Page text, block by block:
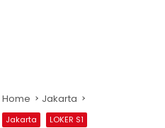
Home Jakarta
Jakarta LOKER S1